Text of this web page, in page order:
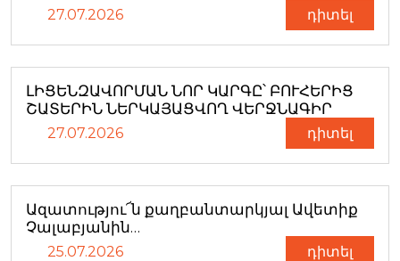
27.07.2026 դիտել
ԼԻՑԵՆԶԱՎՈՐՄԱՆ ՆՈՐ ԿԱՐԳԸ՝ ԲՈՒՀԵՐԻՑ
ՇԱՏԵՐԻՆ ՆԵՐԿԱՅԱՑՎՈՂ ՎԵՐՋՆԱԳԻՐ
27.07.2026 դիտել
Ազատությու՜ն քաղբանտարկյալ Ավետիք
Չալաբյանին…
25.07.2026 դիտել